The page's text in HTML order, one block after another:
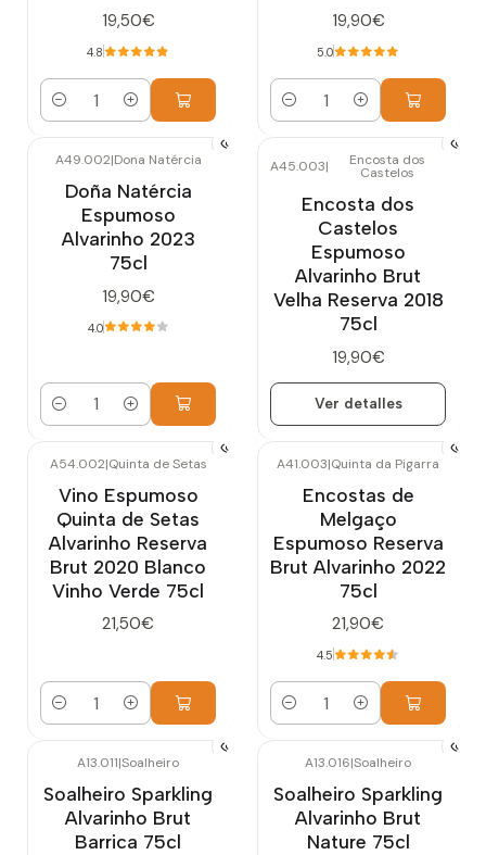
19,50€
4.8
Cantidad
19,90€
5.0
Cantidad
A49.002|Dona Natércia
Doña Natércia
Espumoso
Alvarinho 2023
75cl
19,90€
4.0
Cantidad
Agotado
A45.003| Encosta dos
Castelos
Encosta dos
Castelos
Espumoso
Alvarinho Brut
Velha Reserva 2018
75cl
19,90€
Ver detalles
A54.002|Quinta de Setas
Vino Espumoso
Quinta de Setas
Alvarinho Reserva
Brut 2020 Blanco
Vinho Verde 75cl
21,50€
Cantidad
A41.003|Quinta da Pigarra
Encostas de
Melgaço
Espumoso Reserva
Brut Alvarinho 2022
75cl
21,90€
4.5
Cantidad
A13.011|Soalheiro
Soalheiro Sparkling
Alvarinho Brut
Barrica 75cl
A13.016|Soalheiro
Soalheiro Sparkling
Alvarinho Brut
Nature 75cl